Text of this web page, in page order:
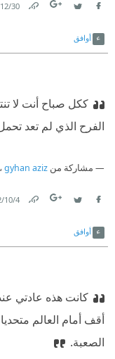
30‏/12‏/2022
أوافق
ككل صباح أنت لا
الفرح الذي لم تعد
مشاركة من gyhan aziz
4‏/10‏/2022
أوافق
كانت هذه عادتي
أقف أمام العالم
الصعبة.